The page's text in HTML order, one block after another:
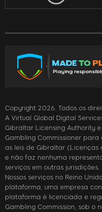
Copyright 2026. Todos os
A Virtual Global Digital
Gibraltar Licensing Authority
Gambling Commissioner
as leis de Gibraltar (Licenças
e não faz nenhuma
serviços em outras jurisdições.
Nossos serviços no Reino
plataforma, uma empresa
plataforma é licenciada e
Gambling Commission, sob o